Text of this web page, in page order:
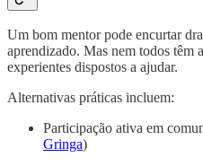
Um bom mentor pode encurtar
aprendizado. Mas nem todos têm
experientes dispostos a ajudar.
Alternativas práticas incluem:
Participação ativa em
Gringa)